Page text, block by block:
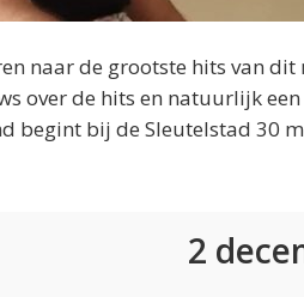
naar de grootste hits van
over de hits en natuurlijk
begint bij de Sleutelstad 30
2